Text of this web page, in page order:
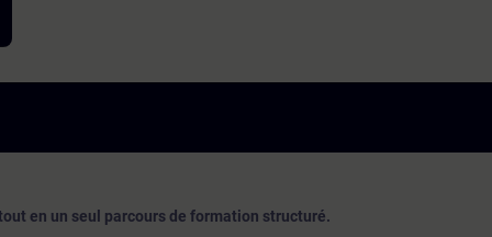
en un seul parcours de formation structuré.